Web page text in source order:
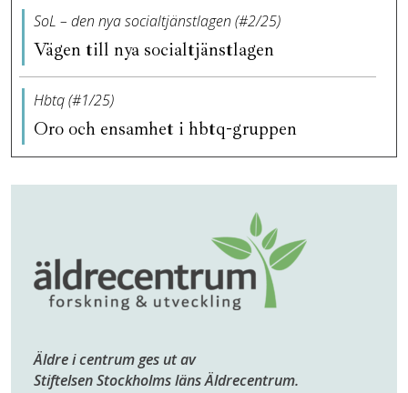
SoL – den nya socialtjänstlagen (#2/25)
Vägen till nya socialtjänstlagen
Hbtq (#1/25)
Oro och ensamhet i hbtq-gruppen
Äldre i centrum ges ut av
Stiftelsen Stockholms läns Äldrecentrum.